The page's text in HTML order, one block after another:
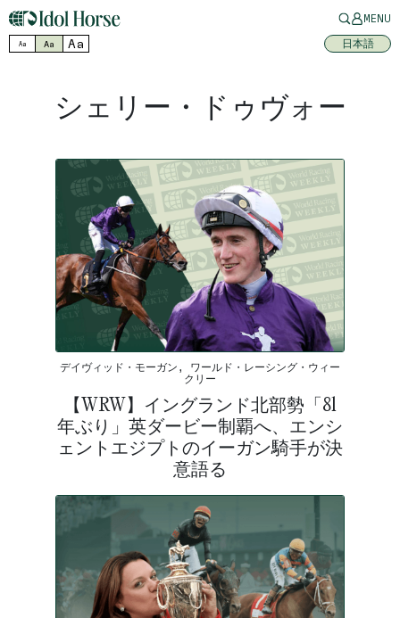
MENU
Aa Aa Aa 日本語
シェリー・ドゥヴォー
デイヴィッド・モーガン, ワールド・レーシング・ウィー
クリー
【WRW】イングランド北部勢「81
年ぶり」英ダービー制覇へ、エンシ
ェントエジプトのイーガン騎手が決
意語る